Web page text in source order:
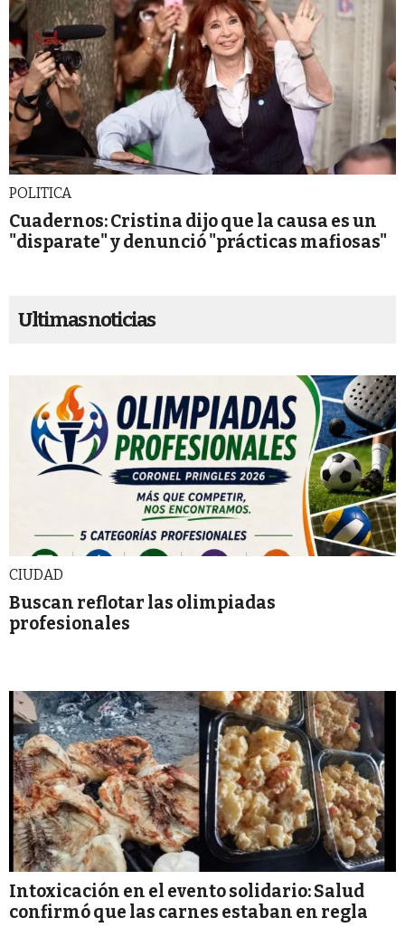
POLITICA
Cuadernos: Cristina dijo que la causa es un
"disparate" y denunció "prácticas mafiosas"
Ultimas noticias
CIUDAD
Buscan reflotar las olimpiadas
profesionales
Intoxicación en el evento solidario: Salud
confirmó que las carnes estaban en regla